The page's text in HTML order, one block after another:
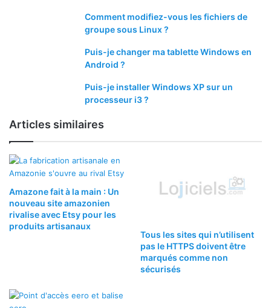
Comment modifiez-vous les fichiers de
groupe sous Linux ?
Puis-je changer ma tablette Windows en
Android ?
Puis-je installer Windows XP sur un
processeur i3 ?
Articles similaires
Amazone fait à la main : Un
nouveau site amazonien
rivalise avec Etsy pour les
produits artisanaux
Tous les sites qui n’utilisent
pas le HTTPS doivent être
marqués comme non
sécurisés